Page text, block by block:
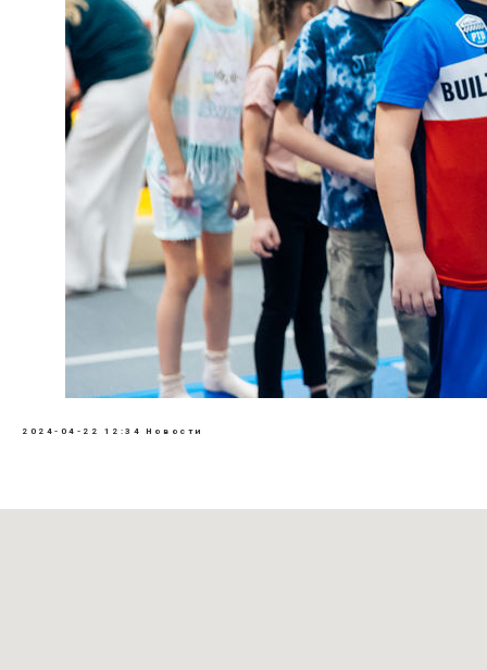
2024-04-22 12:34 Новости